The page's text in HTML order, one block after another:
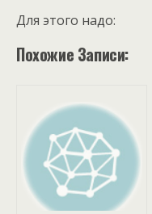
Для этого надо:
Похожие Записи: